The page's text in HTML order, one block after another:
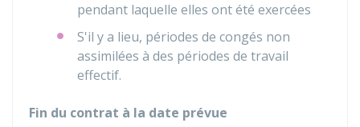
pendant laquelle elles ont été exercées
S'il y a lieu, périodes de congés non
assimilées à des périodes de travail
effectif.
Fin du contrat à la date prévue